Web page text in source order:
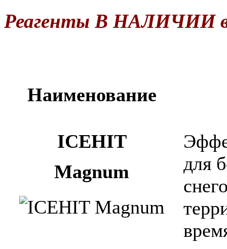
Реагенты В НАЛИЧИИ в
Наименование
ICEHIT
Magnum
для